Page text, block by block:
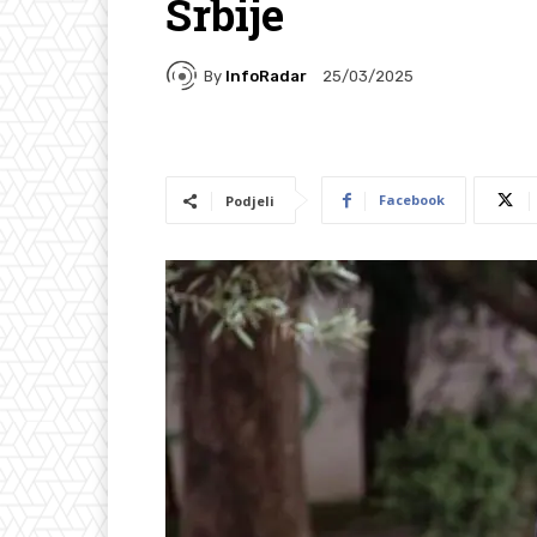
Srbije
By InfoRadar 25/03/2025
Podjeli Facebook